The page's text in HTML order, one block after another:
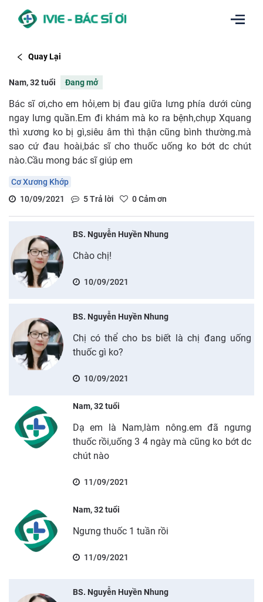
Quay Lại
Nam, 32 tuổi Đang mở
Bác sĩ ơi,cho em hỏi,em bị đau giữa lưng phía dưới cùng
ngay lưng quần.Em đi khám mà ko ra bệnh,chụp Xquang
thì xương ko bị gì,siêu âm thì thận cũng bình thường.mà
sao cứ đau hoài,bác sĩ cho thuốc uống ko bớt dc chút
nào.Cầu mong bác sĩ giúp em
Cơ Xương Khớp
10/09/2021
5Trả lời 0Cảm ơn
BS. Nguyễn Huyền Nhung
Chào chị!
10/09/2021
BS. Nguyễn Huyền Nhung
Chị có thể cho bs biết là chị đang uống
thuốc gì ko?
10/09/2021
Nam, 32 tuổi
Dạ em là Nam,làm nông.em đã ngưng
thuốc rồi,uống 3 4 ngày mà cũng ko bớt dc
chút nào
11/09/2021
Nam, 32 tuổi
Ngưng thuốc 1 tuần rồi
11/09/2021
BS. Nguyễn Huyền Nhung